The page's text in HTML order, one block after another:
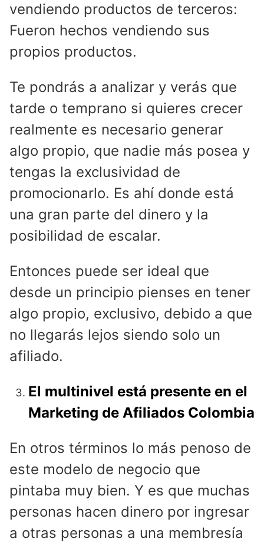
vendiendo productos de terceros:
Fueron hechos vendiendo sus
propios productos.
Te pondrás a analizar y verás que
tarde o temprano si quieres crecer
realmente es necesario generar
algo propio, que nadie más posea y
tengas la exclusividad de
promocionarlo. Es ahí donde está
una gran parte del dinero y la
posibilidad de escalar.
Entonces puede ser ideal que
desde un principio pienses en tener
algo propio, exclusivo, debido a que
no llegarás lejos siendo solo un
afiliado.
El multinivel está presente en el
Marketing de Afiliados Colombia
En otros términos lo más penoso de
este modelo de negocio que
pintaba muy bien. Y es que muchas
personas hacen dinero por ingresar
a otras personas a una membresía